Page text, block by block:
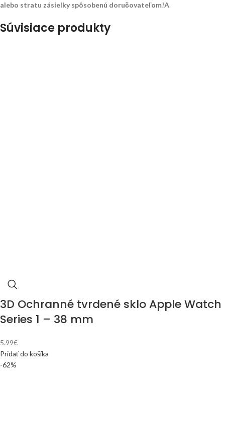
alebo stratu zásielky spôsobenú doručovateľom!A
Súvisiace produkty
3D Ochranné tvrdené sklo Apple Watch
Series 1 – 38 mm
5.99€
Pridať do košíka
-62%